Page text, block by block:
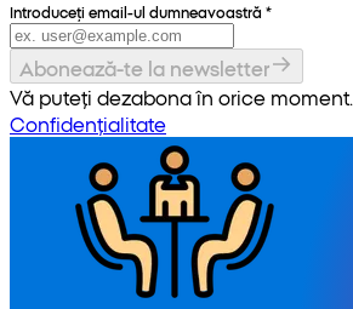
Introduceți email-ul dumneavoastră *
Abonează-te la newsletter
Vă puteți dezabona în orice moment.
Confidențialitate